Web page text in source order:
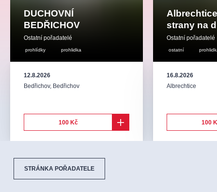
DUCHOVNÍ
BEDŘICHOV
Ostatní pořadatelé
prohlídky prohlidka
12.8.2026
Bedřichov, Bedřichov
100 Kč
strany na
Ostatní pořadatelé
ostatní
16.8.2026
Albrechtice
100
STRÁNKA POŘADATELE